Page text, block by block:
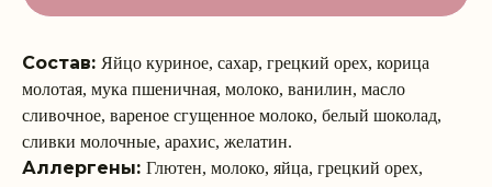
Состав: Яйцо куриное, сахар, грецкий орех, корица
молотая, мука пшеничная, молоко, ванилин, масло
сливочное, вареное сгущенное молоко, белый шоколад,
сливки молочные, арахис, желатин.
Аллергены: Глютен, молоко, яйца, грецкий орех,